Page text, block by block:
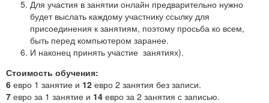
Для участия в занятии онлайн предварительно нужно
будет выслать каждому участнику ссылку для
присоединения к занятиям, поэтому просьба ко всем,
быть перед компьютером заранее.
И наконец принять участие занятиях).
Стоимость обучения:
6 евро 1 занятие и 12 евро 2 занятия без записи.
7 евро за 1 занятие и 14 евро за 2 занятия с записью.